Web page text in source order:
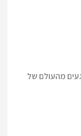
מהעולם של